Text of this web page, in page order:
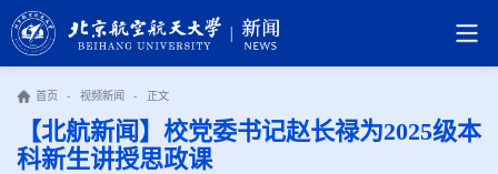
首页 - 视频新闻 - 正文
【北航新闻】校党委书记赵长禄为2025级本
科新生讲授思政课